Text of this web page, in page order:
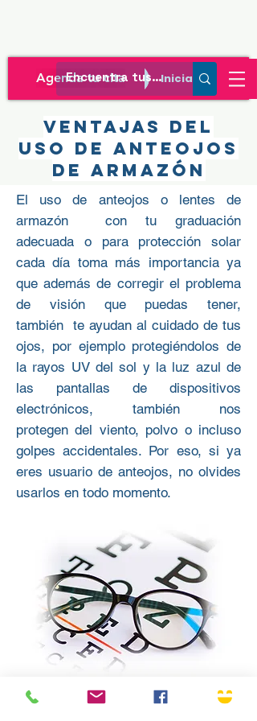
Iniciar sesión
Agenda tu cita
Ventajas del
uso de anteojos
de armazón
El uso de anteojos o lentes de
armazón con tu graduación
adecuada o para protección solar
cada día toma más importancia ya
que además de corregir el problema
de visión que puedas tener,
también te ayudan al cuidado de tus
ojos, por ejemplo protegiéndolos de
la rayos UV del sol y la luz azul de
las pantallas de dispositivos
electrónicos, también nos
protegen del viento, polvo o incluso
golpes accidentales. Por eso, si ya
eres usuario de anteojos, no olvides
usarlos en todo momento.